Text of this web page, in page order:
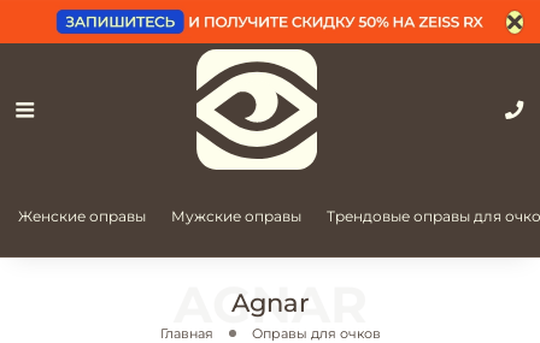
Женские оправы Мужские оправы Трендовые оправы для
Agnar
Главная Оправы для очков